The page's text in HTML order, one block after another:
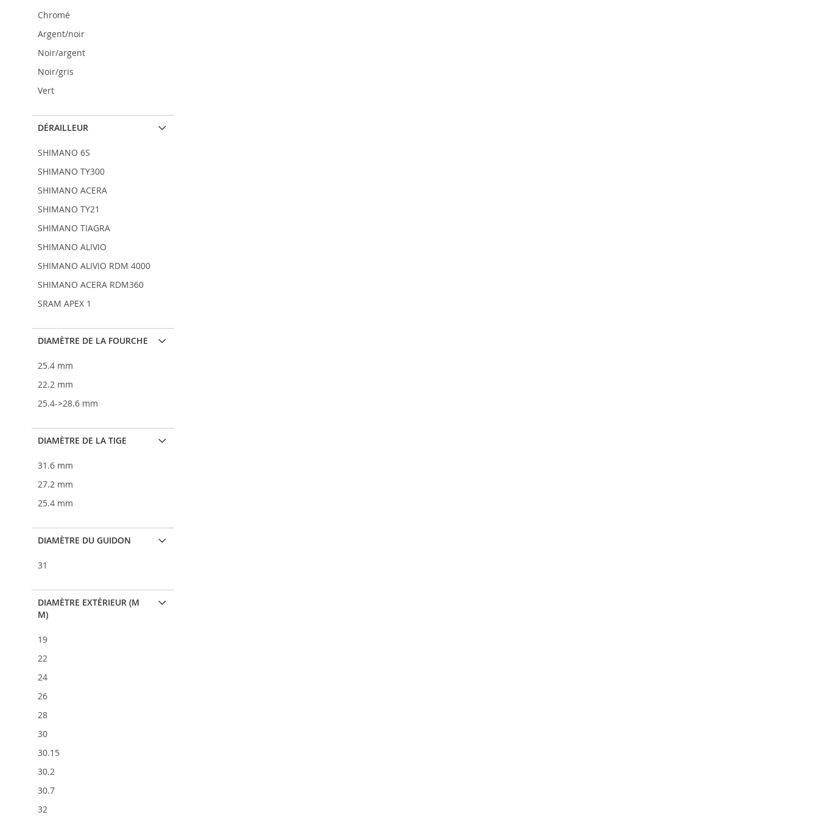
Chromé
Argent/noir
Noir/argent
Noir/gris
Vert
DÉRAILLEUR
SHIMANO 6S
SHIMANO TY300
SHIMANO ACERA
SHIMANO TY21
SHIMANO TIAGRA
SHIMANO ALIVIO
SHIMANO ALIVIO RDM 4000
SHIMANO ACERA RDM360
SRAM APEX 1
DIAMÈTRE DE LA FOURCHE
25.4 mm
22.2 mm
25.4->28.6 mm
DIAMÈTRE DE LA TIGE
31.6 mm
27.2 mm
25.4 mm
DIAMÈTRE DU GUIDON
31
DIAMÈTRE EXTÉRIEUR (M
M)
19
22
24
26
28
30
30.15
30.2
30.7
32